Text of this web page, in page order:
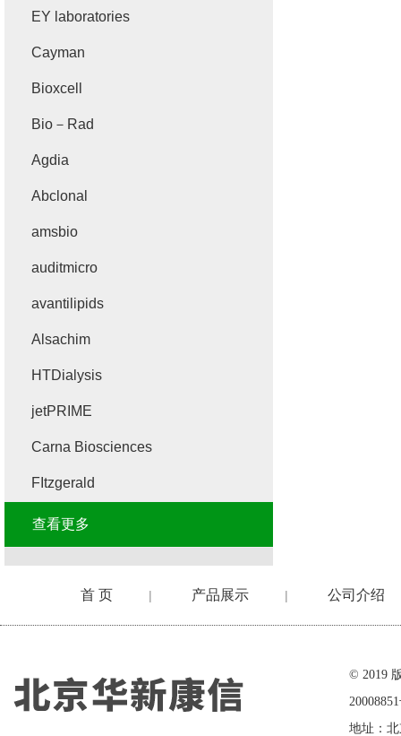
EY laboratories
Cayman
Bioxcell
Bio－Rad
Agdia
Abclonal
amsbio
auditmicro
avantilipids
Alsachim
HTDialysis
jetPRIME
Carna Biosciences
FItzgerald
查看更多
首 页 | 产品展示 | 公司介绍
© 2019
地址：